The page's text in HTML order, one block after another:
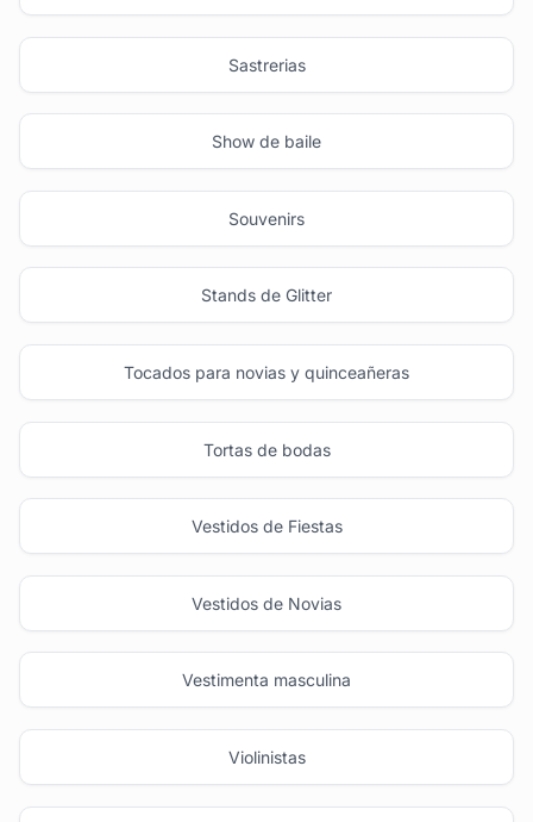
Sastrerias
Show de baile
Souvenirs
Stands de Glitter
Tocados para novias y quinceañeras
Tortas de bodas
Vestidos de Fiestas
Vestidos de Novias
Vestimenta masculina
Violinistas